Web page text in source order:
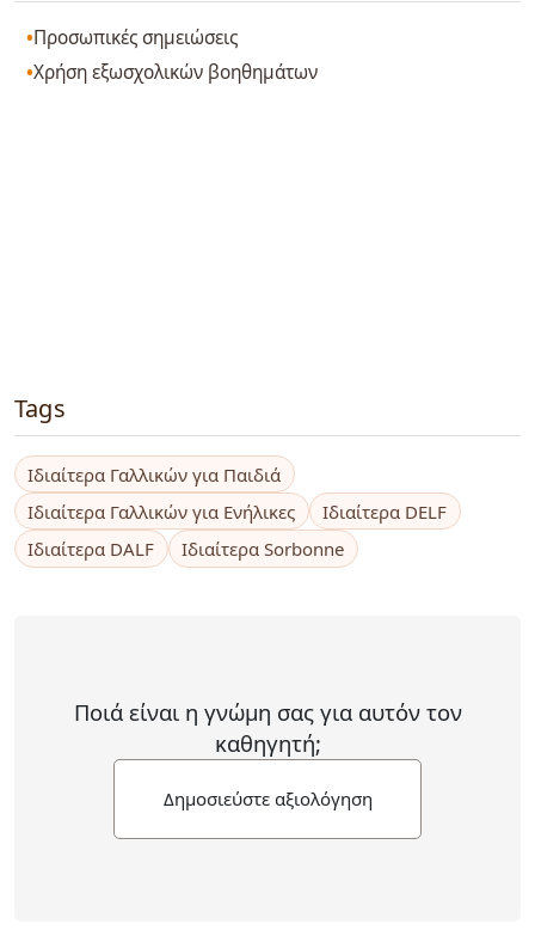
Προσωπικές σημειώσεις
Χρήση εξωσχολικών βοηθημάτων
Tags
Ιδιαίτερα Γαλλικών για Παιδιά
Ιδιαίτερα Γαλλικών για Ενήλικες
Ιδιαίτερα DELF
Ιδιαίτερα DALF
Ιδιαίτερα Sorbonne
Ποιά είναι η γνώμη σας για αυτόν τον
καθηγητή;
Δημοσιεύστε αξιολόγηση